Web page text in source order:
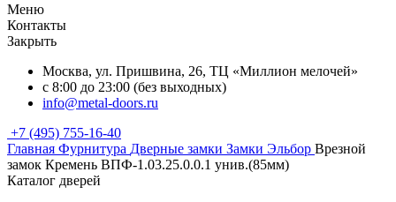
Меню
Контакты
Закрыть
Москва, ул. Пришвина, 26, ТЦ «Миллион мелочей»
с 8:00 до 23:00 (без выходных)
info@metal-doors.ru
+7 (495) 755-16-40
Главная Фурнитура Дверные замки Замки Эльбор Врезной
замок Кремень ВПФ-1.03.25.0.0.1 унив.(85мм)
Каталог дверей